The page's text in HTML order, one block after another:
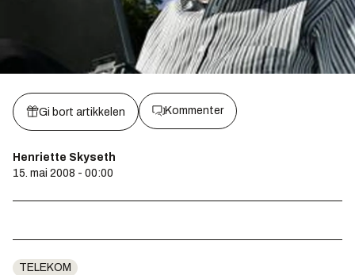
Gi bort artikkelen Kommenter
Henriette Skyseth
15. mai 2008 - 00:00
TELEKOM